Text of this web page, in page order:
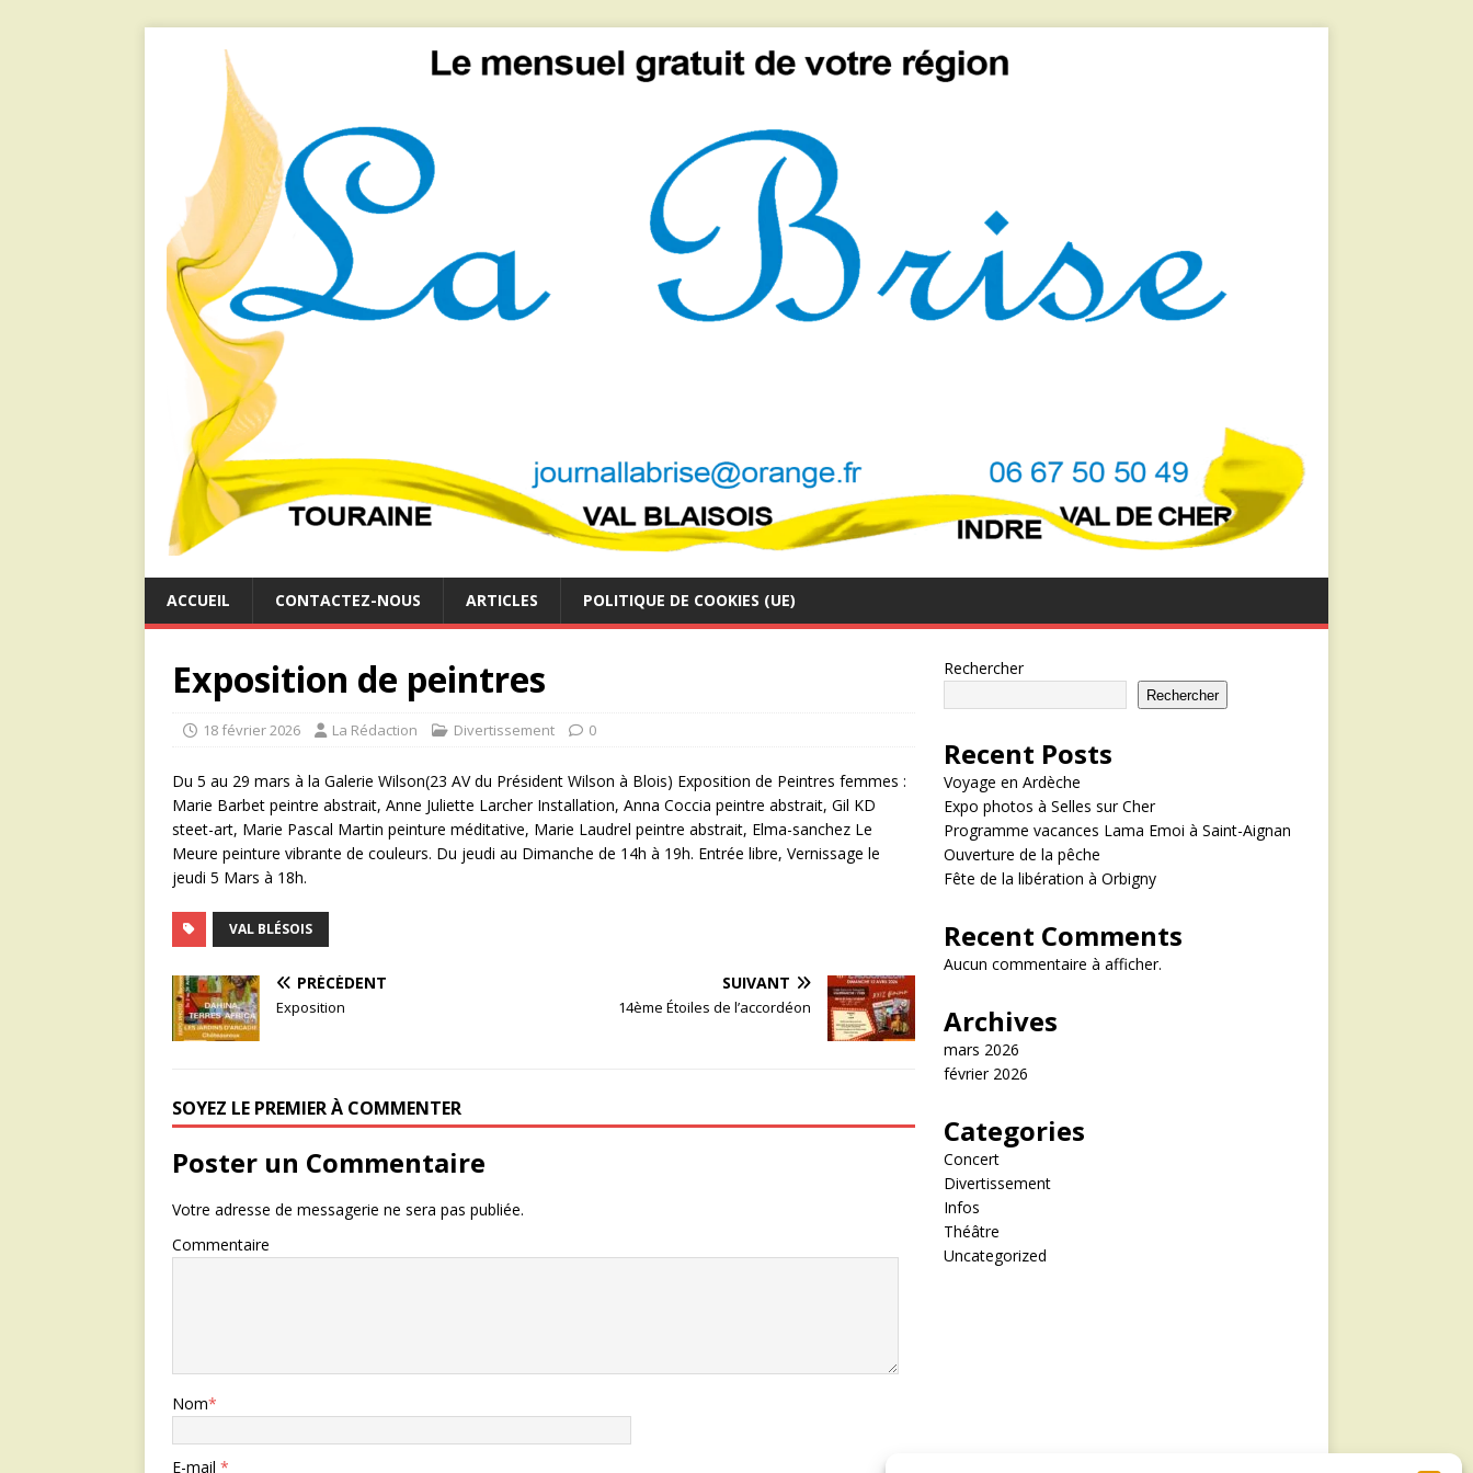
ACCUEIL CONTACTEZ-NOUS ARTICLES POLITIQUE DE COOKIES (UE)
Exposition de peintres
18 février 2026 La Rédaction Divertissement 0
Du 5 au 29 mars à la Galerie Wilson(23 AV du Président Wilson à Blois) Exposition de Peintres femmes :
Marie Barbet peintre abstrait, Anne Juliette Larcher Installation, Anna Coccia peintre abstrait, Gil KD
steet-art, Marie Pascal Martin peinture méditative, Marie Laudrel peintre abstrait, Elma-sanchez Le
Meure peinture vibrante de couleurs. Du jeudi au Dimanche de 14h à 19h. Entrée libre, Vernissage le
jeudi 5 Mars à 18h.
VAL BLÉSOIS
PRÉCÉDENT
Exposition
SUIVANT
14ème Étoiles de l’accordéon
SOYEZ LE PREMIER À COMMENTER
Poster un Commentaire
Votre adresse de messagerie ne sera pas publiée.
Commentaire
Nom*
E-mail *
Rechercher
Rechercher
Recent Posts
Voyage en Ardèche
Expo photos à Selles sur Cher
Programme vacances Lama Emoi à Saint-Aignan
Ouverture de la pêche
Fête de la libération à Orbigny
Recent Comments
Aucun commentaire à afficher.
Archives
mars 2026
février 2026
Categories
Concert
Divertissement
Infos
Théâtre
Uncategorized